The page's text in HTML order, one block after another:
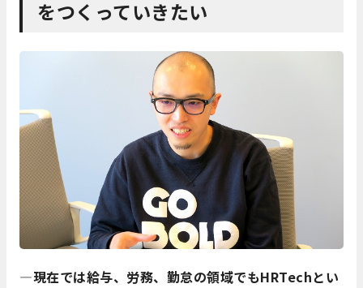
をつくっていきたい
―現在では給与、労務、勤怠の領域でもHRTechとい